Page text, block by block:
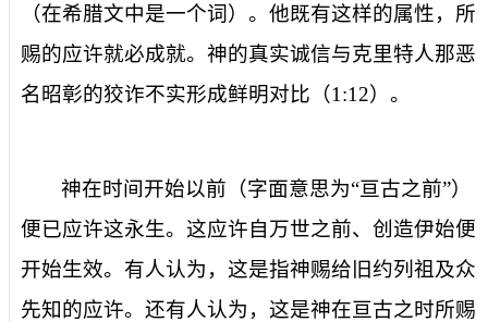
（在希腊文中是一个词）。他既有这样的属性， 所
赐的应许就必成就。神的真实诚信与克里特人那恶
名昭彰的狡诈不实形成鲜明对比（1:12）。
神在时间开始以前 （字面意思为“亘古之前”）
便已应许这永生。这应许自万世之前、创造伊始便
开始生效。有人认为，这是指神赐给旧约列祖及众
先知的应许。还有人认为，这是神在亘古之时所赐